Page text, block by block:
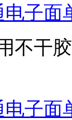
电子面
不干
电子面